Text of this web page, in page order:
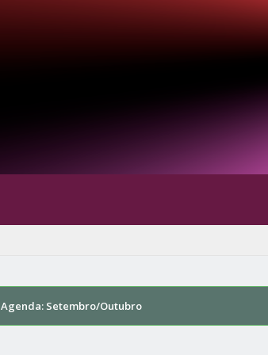
Agenda: Setembro/Outubro